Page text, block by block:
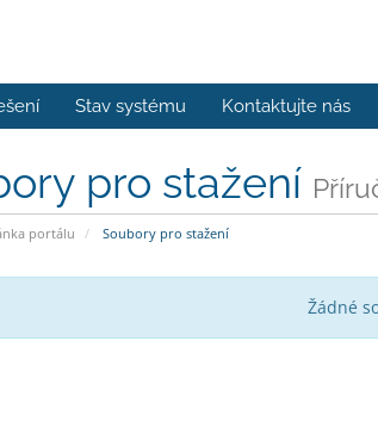
Stav systému Kontaktujte nás
pro stažení
portálu Soubory pro stažení
Žádné